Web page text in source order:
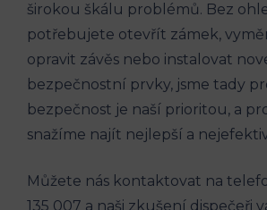
širokou škálu problémů. Bez
potřebujete otevřít zámek,
opravit závěs nebo instalovat
bezpečnostní prvky, jsme tady
bezpečnost je naší prioritou, a
snažíme najít nejlepší a
Můžete nás kontaktovat na
135 007 a naši zkušení dispečeři